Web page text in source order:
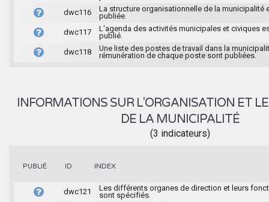
dwc116
La structure organisationnelle de la municipalité
publiée.
dwc117
L'agenda des activités municipales et civiques
publié.
dwc118
Une liste des postes de travail dans la
rémunération de chaque poste sont publiées.
INFORMATIONS SUR L'ORGANISATION ET
DE LA MUNICIPALITÉ
(3 indicateurs)
PUBLIÉ ID INDEX
dwc121
Les différents organes de direction et leurs
sont spécifiés.